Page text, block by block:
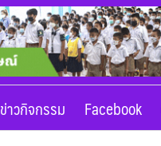
ข่าวกิจกรรม Facebook